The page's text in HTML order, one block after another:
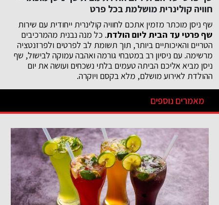
חוויה קולינרית מושלמת בכל פרט
שף ניסן מוכתר מזמין אתכם לחוויה קולינרית ייחודית עם שירות
שף פרטי עד הבית ליום הולדת. כל מנה נבנית מהמרכיבים
הטריים והאיכותיים ביותר, תוך תשומת לב לפרטים ולפרזנטציה
מרשימה. עם ניסיון רב במטבחי גורמה ואהבה עמוקה לבישול, שף
ניסן מביא אליכם הביתה טעמים בלתי נשכחים ועושה את יום
ההולדת לאירוע מושלם, מלא בקסם ויוקרה.
מאמרים נוספים